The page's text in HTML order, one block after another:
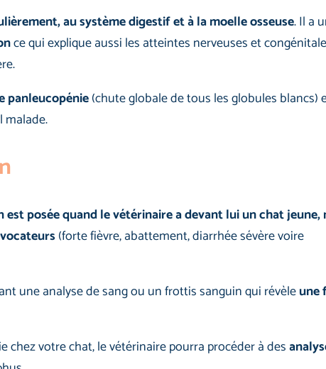
au système digestif et à la moelle osseuse. Il a
ce qui explique aussi les atteintes nerveuses et
panleucopénie(chute globale de tous les globules blancs)
malade.
posée quand le vétérinaire a devant lui un chat jeune,
(forte fièvre, abattement, diarrhée sévère voire
une analyse de sang ou un frottis sanguin qui révèleune
chez votre chat, le vétérinaire pourra procéder à des